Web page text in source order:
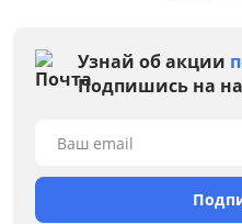
Узнай об акции
Подпишись на
Ваш email